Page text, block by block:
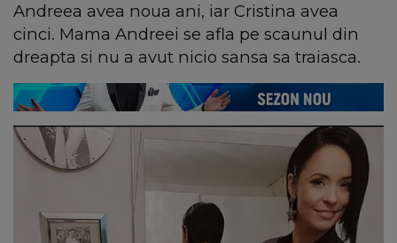
Andreea avea noua ani, iar Cristina avea
cinci. Mama Andreei se afla pe scaunul din
dreapta si nu a avut nicio sansa sa traiasca.